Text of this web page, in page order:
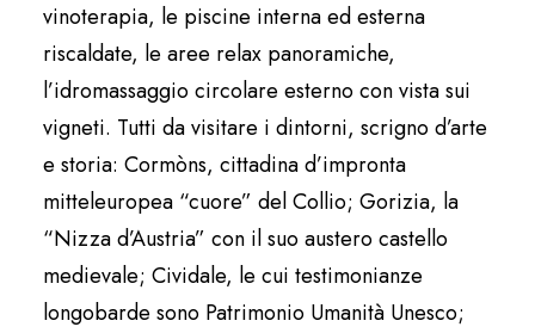
vinoterapia, le piscine interna ed esterna
riscaldate, le aree relax panoramiche,
l’idromassaggio circolare esterno con vista sui
vigneti. Tutti da visitare i dintorni, scrigno d’arte
e storia: Cormòns, cittadina d’impronta
mitteleuropea “cuore” del Collio; Gorizia, la
“Nizza d’Austria” con il suo austero castello
medievale; Cividale, le cui testimonianze
longobarde sono Patrimonio Umanità Unesco;